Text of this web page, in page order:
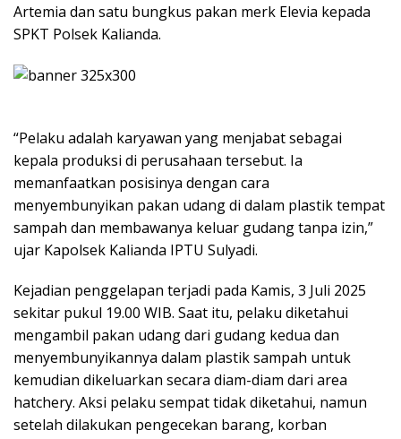
Artemia dan satu bungkus pakan merk Elevia kepada
SPKT Polsek Kalianda.
“Pelaku adalah karyawan yang menjabat sebagai
kepala produksi di perusahaan tersebut. Ia
memanfaatkan posisinya dengan cara
menyembunyikan pakan udang di dalam plastik tempat
sampah dan membawanya keluar gudang tanpa izin,”
ujar Kapolsek Kalianda IPTU Sulyadi.
Kejadian penggelapan terjadi pada Kamis, 3 Juli 2025
sekitar pukul 19.00 WIB. Saat itu, pelaku diketahui
mengambil pakan udang dari gudang kedua dan
menyembunyikannya dalam plastik sampah untuk
kemudian dikeluarkan secara diam-diam dari area
hatchery. Aksi pelaku sempat tidak diketahui, namun
setelah dilakukan pengecekan barang, korban